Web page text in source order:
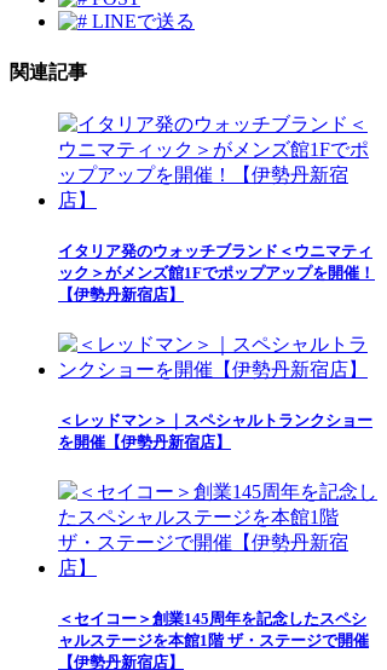
LINEで送る
関連記事
イタリア発のウォッチブランド＜ウニマティ
ック＞がメンズ館1Fでポップアップを開催！
【伊勢丹新宿店】
＜レッドマン＞｜スペシャルトランクショー
を開催【伊勢丹新宿店】
＜セイコー＞創業145周年を記念したスペシ
ャルステージを本館1階 ザ・ステージで開催
【伊勢丹新宿店】